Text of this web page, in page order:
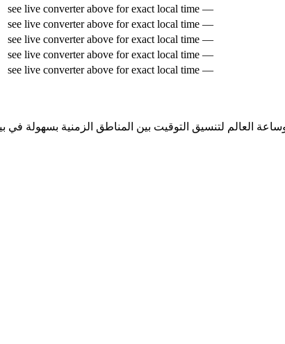
— see live converter above for exact local time
— see live converter above for exact local time
— see live converter above for exact local time
— see live converter above for exact local time
— see live converter above for exact local time
وساعة العالم لتنسيق التوقيت بين المناطق الزمنية